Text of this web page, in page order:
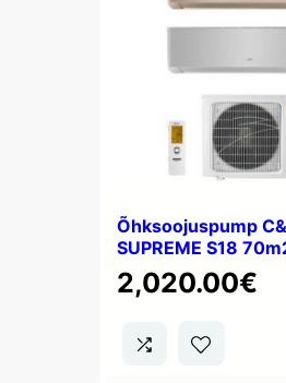
Õhksoojuspump
SUPREME S18
2,020.00€